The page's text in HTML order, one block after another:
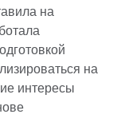
на
на
интересы